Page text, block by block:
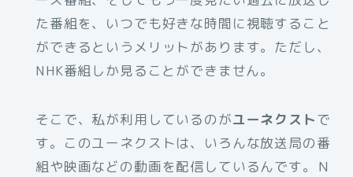
た番組を、いつでも好きな時間に視聴すること
ができるというメリットがあります。ただし、
NHK番組しか見ることができません。
そこで、私が利用しているのがユーネクストで
す。このユーネクストは、いろんな放送局の番
組や映画などの動画を配信しているんです。Ｎ